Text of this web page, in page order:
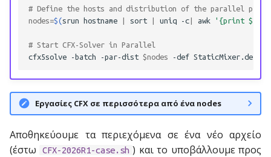
# Define the hosts and distribution of the parallel
nodes=$(srun hostname sort uniq -c| awk '{print $2
# Start CFX-Solver in Parallel
cfx5solve
-batch -par-dist $nodes -def StaticMixer.def
Εργασίες CFX σε περισσότερα από ένα nodes
Αποθηκεύουμε τα περιεχόμενα σε ένα νέο αρχείο
(έστω
CFX-2026R1-case.sh ) και το υποβάλλουμε προς